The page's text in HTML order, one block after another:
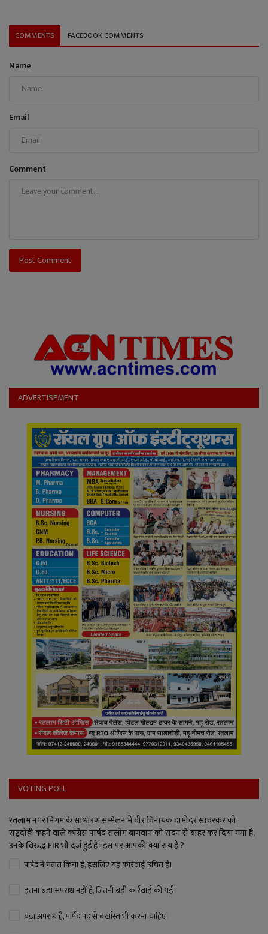
COMMENTS FACEBOOK COMMENTS
Name
Email
Comment
Post Comment
ADVERTISEMENT
VOTING POLL
रतलाम नगर निगम के साधारण सम्मेलन में वीर विनायक दामोदर सावरकर को
राष्ट्रदोही कहने वाले कांग्रेस पार्षद सलीम बागवान को सदन से बाहर कर दिया गया है,
उनके विरुद्ध FIR भी दर्ज हुई है। इस पर आपकी क्या राय है ?
पार्षद ने गलत किया है, इसलिए यह कार्रवाई उचित है।
इतना बड़ा अपराध नहीं है, जितनी बड़ी कार्रवाई की गई।
बड़ा अपराध है, पार्षद पद से बर्खास्त भी करना चाहिए।